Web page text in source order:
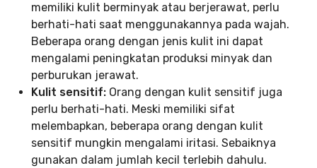
memiliki kulit berminyak atau berjerawat, perlu
berhati-hati saat menggunakannya pada wajah.
Beberapa orang dengan jenis kulit ini dapat
mengalami peningkatan produksi minyak dan
perburukan jerawat.
Kulit sensitif: Orang dengan kulit sensitif juga
perlu berhati-hati. Meski memiliki sifat
melembapkan, beberapa orang dengan kulit
sensitif mungkin mengalami iritasi. Sebaiknya
gunakan dalam jumlah kecil terlebih dahulu.